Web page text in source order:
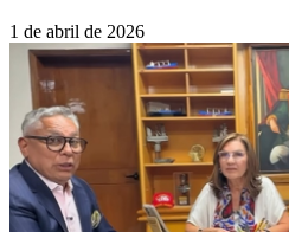
1 de abril de 2026